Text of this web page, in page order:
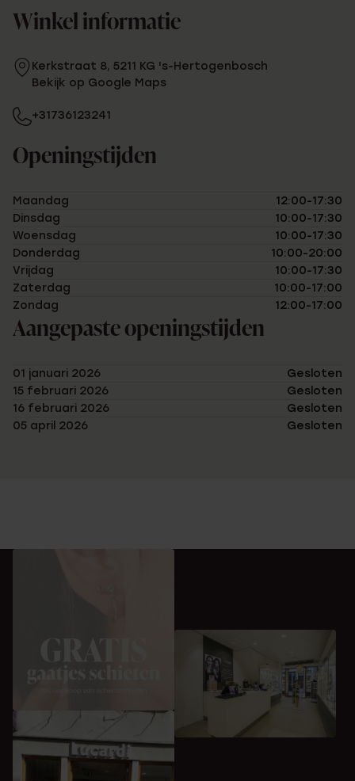
Winkel informatie
Kerkstraat 8, 5211 KG 's-Hertogenbosch
Bekijk op Google Maps
+31736123241
Openingstijden
Maandag
12:00-17:30
Dinsdag
10:00-17:30
Woensdag
10:00-17:30
Donderdag
10:00-20:00
Vrijdag
10:00-17:30
Zaterdag
10:00-17:00
Zondag
12:00-17:00
Aangepaste openingstijden
01 januari 2026
Gesloten
15 februari 2026
Gesloten
16 februari 2026
Gesloten
05 april 2026
Gesloten